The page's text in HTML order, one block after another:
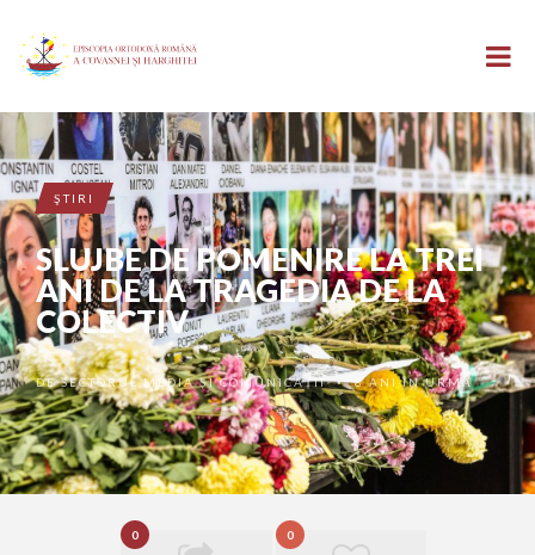
ŞTIRI
SLUJBE DE POMENIRE LA TREI
ANI DE LA TRAGEDIA DE LA
COLECTIV
DESECTORUL MEDIA ȘI COMUNICAȚII •8 ANI ÎN URMĂ
0 0